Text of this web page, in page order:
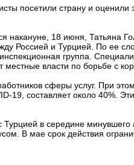
посетили страну и оценили
накануне, 18 июня, Татьяна
Россией и Турцией. По ее
группа.
власти по борьбе с
сферы услуг. При
19, составляет около 40%.
в середине минувшего
В мае срок действия